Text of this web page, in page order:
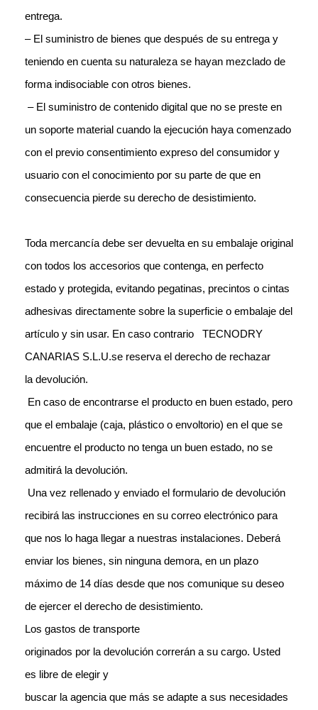
entrega.
– El suministro de bienes que después de su entrega y
teniendo en cuenta su naturaleza se hayan mezclado de
forma indisociable con otros bienes.
– El suministro de contenido digital que no se preste en
un soporte material cuando la ejecución haya comenzado
con el previo consentimiento expreso del consumidor y
usuario con el conocimiento por su parte de que en
consecuencia pierde su derecho de desistimiento.
Toda mercancía debe ser devuelta en su embalaje original
con todos los accesorios que contenga, en perfecto
estado y protegida, evitando pegatinas, precintos o cintas
adhesivas directamente sobre la superficie o embalaje del
artículo y sin usar. En caso contrario TECNODRY
CANARIAS S.L.U.se reserva el derecho de rechazar
la devolución.
En caso de encontrarse el producto en buen estado, pero
que el embalaje (caja, plástico o envoltorio) en el que se
encuentre el producto no tenga un buen estado, no se
admitirá la devolución.
Una vez rellenado y enviado el formulario de devolución
recibirá las instrucciones en su correo electrónico para
que nos lo haga llegar a nuestras instalaciones. Deberá
enviar los bienes, sin ninguna demora, en un plazo
máximo de 14 días desde que nos comunique su deseo
de ejercer el derecho de desistimiento.
Los gastos de transporte
originados por la devolución correrán a su cargo. Usted
es libre de elegir y
buscar la agencia que más se adapte a sus necesidades